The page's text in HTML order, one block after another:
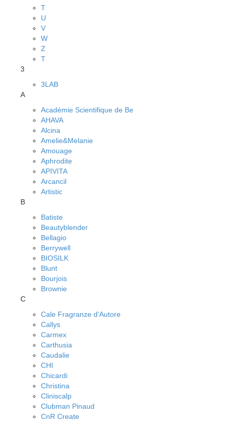
T
U
V
W
Z
Т
3
3LAB
A
Académie Scientifique de Be
AHAVA
Alcina
Amelie&Melanie
Amouage
Aphrodite
APIVITA
Arcancil
Artistic
B
Batiste
Beautyblender
Bellagio
Berrywell
BIOSILK
Blunt
Bourjois
Brownie
C
Cale Fragranze d'Autore
Callys
Carmex
Carthusia
Caudalie
CHI
Chicardi
Christina
Cliniscalp
Clubman Pinaud
CnR Create